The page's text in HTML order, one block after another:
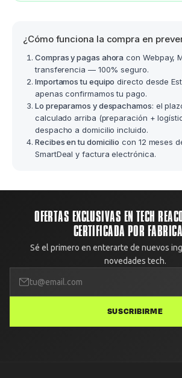
¿Cómo funciona la compra en
Compras y pagas ahora con Webpay,
transferencia — 100% seguro.
Importamos tu equipo directo desde
apenas confirmamos tu pago.
Lo preparamos y despachamos: el
calculado arriba (preparación +
despacho a domicilio incluido.
Recibes en tu domicilio con 12 meses
SmartDeal y factura electrónica.
OFERTAS EXCLUSIVAS EN TECH
CERTIFICADA POR
Sé el primero en enterarte de nuevos
novedades tech.
SUSCRIBIRME